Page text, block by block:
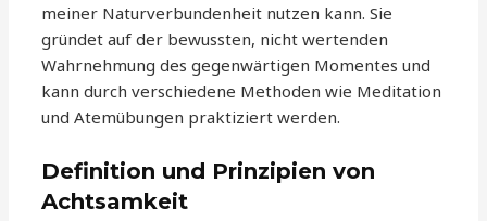
meiner Naturverbundenheit nutzen kann. Sie
gründet auf der bewussten, nicht wertenden
Wahrnehmung des gegenwärtigen Momentes und
kann durch verschiedene Methoden wie Meditation
und Atemübungen praktiziert werden.
Definition und Prinzipien von
Achtsamkeit